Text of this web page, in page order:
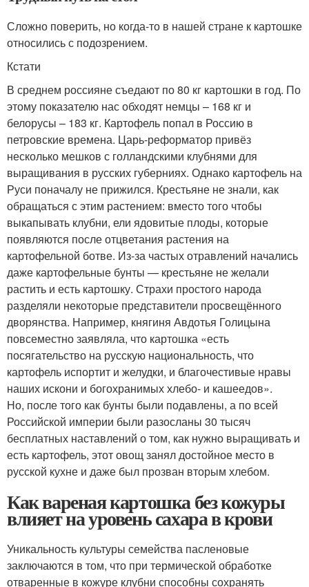
Сложно поверить, но когда-то в нашей стране к картошке
относились с подозрением.
Кстати
В среднем россияне съедают по 80 кг картошки в год. По
этому показателю нас обходят немцы – 168 кг и
белорусы – 183 кг. Картофель попал в Россию в
петровские времена. Царь-реформатор привёз
несколько мешков с голландскими клубнями для
выращивания в русских губерниях. Однако картофель на
Руси поначалу не прижился. Кресть­яне не знали, как
обращаться с этим растением: вместо того чтобы
выкапывать клубни, ели ядовитые плоды, которые
появляются после отцветания растения на
картофельной ботве. Из-за частых отравлений начались
даже картофельные бунты — крестьяне не желали
растить и есть картошку. Страхи простого народа
разделяли некоторые представители просвещённого
дворянства. Например, княгиня Авдотья Голицына
повсеместно заявляла, что картошка «есть
посягательство на русскую национальность, что
картофель испортит и желудки, и благочестивые нравы
наших искони и богохранимых хлебо- и кашеедов».
Но, после того как бунты были подавлены, а по всей
Российской империи были разосланы 30 тысяч
бесплатных наставлений о том, как нужно выращивать и
есть картофель, этот овощ занял достойное место в
русской кухне и даже был прозван вторым хлебом.
Как вареная картошка без кожуры
влияет на уровень сахара в крови
Уникальность культуры семейства пасленовые
заключаются в том, что при термической обработке
отваренные в кожуре клубни способны сохранять